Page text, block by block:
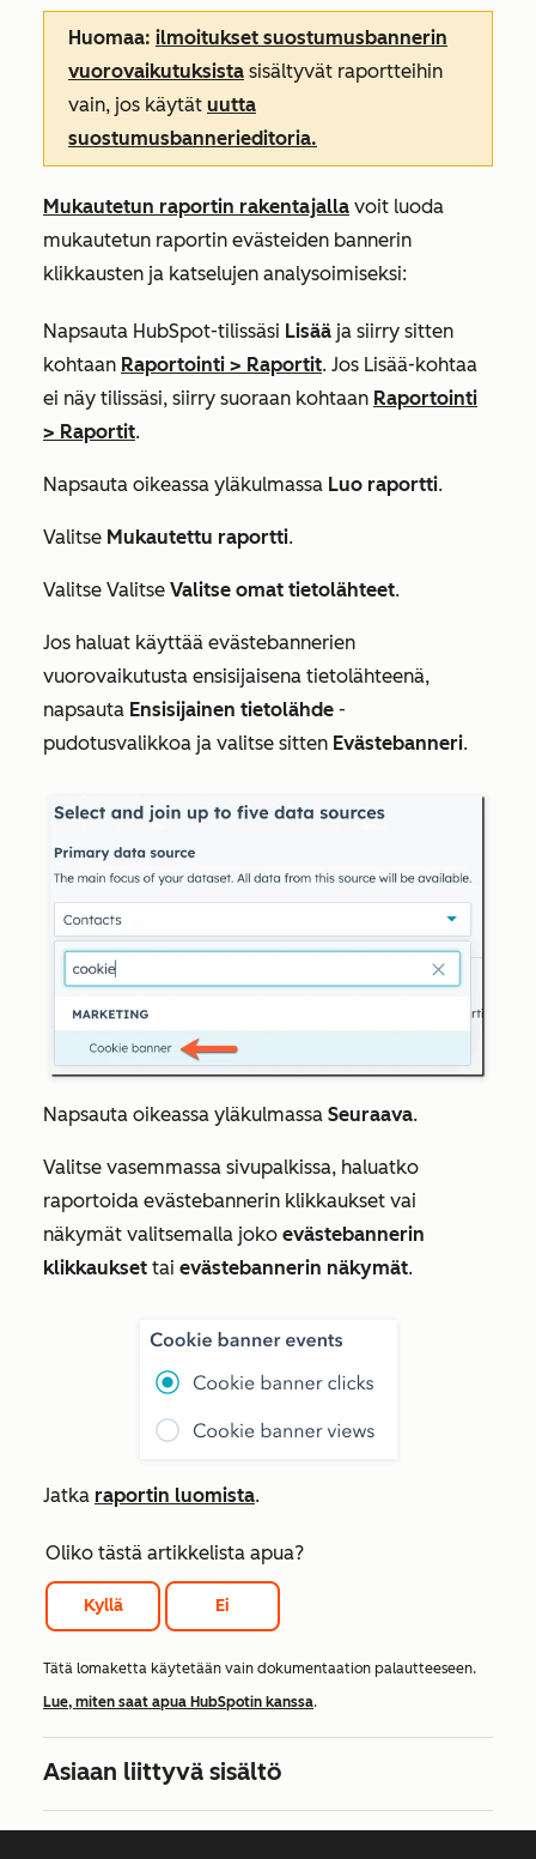
Huomaa: ilmoitukset suostumusbannerin
vuorovaikutuksista sisältyvät raportteihin
vain, jos käytät uutta
suostumusbannerieditoria.
Mukautetun raportin rakentajalla voit luoda
mukautetun raportin evästeiden bannerin
klikkausten ja katselujen analysoimiseksi:
Napsauta HubSpot-tilissäsi Lisää ja siirry sitten
kohtaan Raportointi > Raportit. Jos Lisää-kohtaa
ei näy tilissäsi, siirry suoraan kohtaan Raportointi
> Raportit.
Napsauta oikeassa yläkulmassa Luo raportti.
Valitse Mukautettu raportti.
Valitse Valitse Valitse omat tietolähteet.
Jos haluat käyttää evästebannerien
vuorovaikutusta ensisijaisena tietolähteenä,
napsauta Ensisijainen tietolähde -
pudotusvalikkoa ja valitse sitten Evästebanneri.
Napsauta oikeassa yläkulmassa Seuraava.
Valitse vasemmassa sivupalkissa, haluatko
raportoida evästebannerin klikkaukset vai
näkymät valitsemalla joko evästebannerin
klikkaukset tai evästebannerin näkymät.
Jatka raportin luomista.
Oliko tästä artikkelista apua?
Kyllä Ei
Tätä lomaketta käytetään vain dokumentaation palautteeseen.
Lue, miten saat apua HubSpotin kanssa.
Asiaan liittyvä sisältö